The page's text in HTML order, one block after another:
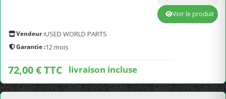
Vendeur :USED WORLD PARTS
Garantie :12 mois
72,00 € TTC livraison incluse
Voir le produit